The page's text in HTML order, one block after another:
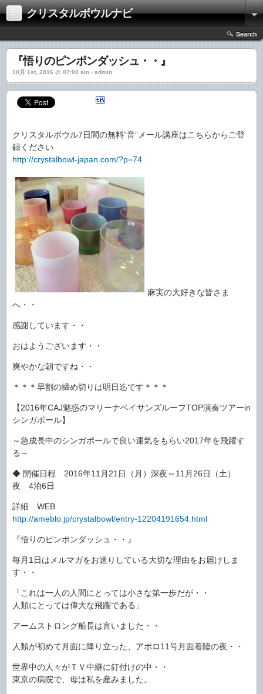
クリスタルボウルナビ
Search
『悟りのピンポンダッシュ・・』
10月 1st, 2016 @ 07:00 am › admin
クリスタルボウル7日間の無料“音”メール講座はこちらからご登
録ください
http://crystalbowl-japan.com/?p=74
麻実の大好きな皆さま
へ・・
感謝しています・・
おはようございます・・
爽やかな朝ですね・・
＊＊＊早割の締め切りは明日迄です＊＊＊
【2016年CAJ魅惑のマリーナベイサンズルーフTOP演奏ツアーin
シンガポール】
～急成長中のシンガポールで良い運気をもらい2017年を飛躍す
る～
◆ 開催日程 2016年11月21日（月）深夜～11月26日（土）
夜 4泊6日
詳細 WEB
http://ameblo.jp/crystalbowl/entry-12204191654.html
『悟りのピンポンダッシュ・・』
毎月1日はメルマガをお送りしている大切な理由をお届けしま
す・・
「これは一人の人間にとっては小さな第一歩だが・・
人類にとっては偉大な飛躍である」
アームストロング船長は言いました・・
人類が初めて月面に降り立った、アポロ11号月面着陸の夜・・
世界中の人々がＴＶ中継に釘付けの中・・
東京の病院で、母は私を産みました。